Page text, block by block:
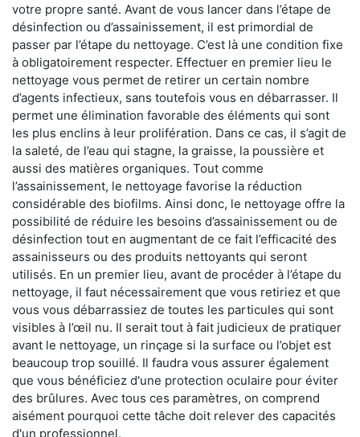
votre propre santé. Avant de vous lancer dans l’étape de
désinfection ou d’assainissement, il est primordial de
passer par l’étape du nettoyage. C’est là une condition fixe
à obligatoirement respecter. Effectuer en premier lieu le
nettoyage vous permet de retirer un certain nombre
d’agents infectieux, sans toutefois vous en débarrasser. Il
permet une élimination favorable des éléments qui sont
les plus enclins à leur prolifération. Dans ce cas, il s’agit de
la saleté, de l’eau qui stagne, la graisse, la poussière et
aussi des matières organiques. Tout comme
l’assainissement, le nettoyage favorise la réduction
considérable des biofilms. Ainsi donc, le nettoyage offre la
possibilité de réduire les besoins d’assainissement ou de
désinfection tout en augmentant de ce fait l’efficacité des
assainisseurs ou des produits nettoyants qui seront
utilisés. En un premier lieu, avant de procéder à l’étape du
nettoyage, il faut nécessairement que vous retiriez et que
vous vous débarrassiez de toutes les particules qui sont
visibles à l’œil nu. Il serait tout à fait judicieux de pratiquer
avant le nettoyage, un rinçage si la surface ou l’objet est
beaucoup trop souillé. Il faudra vous assurer également
que vous bénéficiez d'une protection oculaire pour éviter
des brûlures. Avec tous ces paramètres, on comprend
aisément pourquoi cette tâche doit relever des capacités
d'un professionnel.